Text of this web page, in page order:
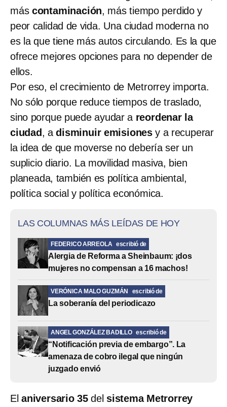
más contaminación, más tiempo perdido y
peor calidad de vida. Una ciudad moderna no
es la que tiene más autos circulando. Es la que
ofrece mejores opciones para no depender de
ellos.
Por eso, el crecimiento de Metrorrey importa.
No sólo porque reduce tiempos de traslado,
sino porque puede ayudar a reordenar la
ciudad , adisminuir emisionesy a recuperar
la idea de que moverse no debería ser un
suplicio diario. La movilidad masiva, bien
planeada, también es política ambiental,
política social y política económica.
LAS COLUMNAS MÁS LEÍDAS DE HOY
FEDERICO ARREOLA escribió de
Alergia de Reforma a Sheinbaum: ¡dos
mujeres no compensan a 16 machos!
VERÓNICA MALO GUZMÁN escribió de
La soberanía del periodicazo
ANGEL GONZÁLEZ BADILLO escribió de
“Notificación previa de embargo”. La
amenaza de cobro ilegal que ningún
juzgado envió
El aniversario 35del sistema Metrorrey